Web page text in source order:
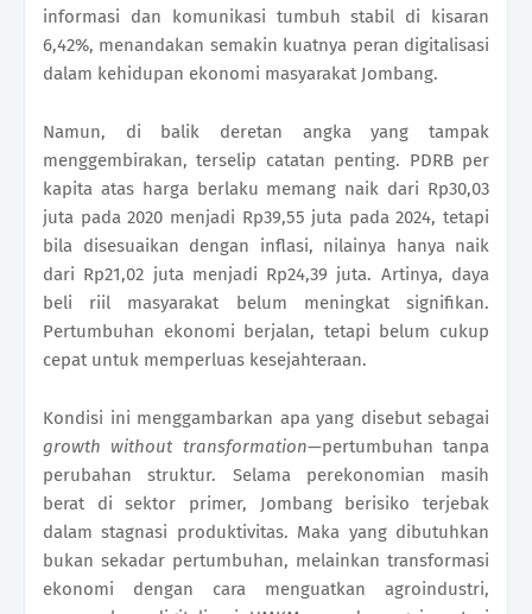
informasi dan komunikasi tumbuh stabil di kisaran
6,42%, menandakan semakin kuatnya peran digitalisasi
dalam kehidupan ekonomi masyarakat Jombang.
Namun, di balik deretan angka yang tampak
menggembirakan, terselip catatan penting. PDRB per
kapita atas harga berlaku memang naik dari Rp30,03
juta pada 2020 menjadi Rp39,55 juta pada 2024, tetapi
bila disesuaikan dengan inflasi, nilainya hanya naik
dari Rp21,02 juta menjadi Rp24,39 juta. Artinya, daya
beli riil masyarakat belum meningkat signifikan.
Pertumbuhan ekonomi berjalan, tetapi belum cukup
cepat untuk memperluas kesejahteraan.
Kondisi ini menggambarkan apa yang disebut sebagai
growth without transformation—pertumbuhan tanpa
perubahan struktur. Selama perekonomian masih
berat di sektor primer, Jombang berisiko terjebak
dalam stagnasi produktivitas. Maka yang dibutuhkan
bukan sekadar pertumbuhan, melainkan transformasi
ekonomi dengan cara menguatkan agroindustri,